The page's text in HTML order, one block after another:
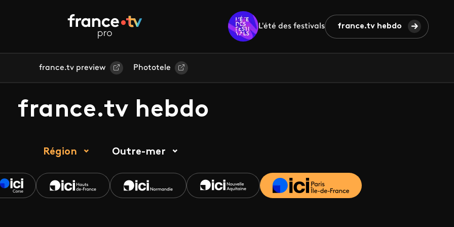
L'été des festivals france.tv hebdo
france.tv preview Phototele
france.tv hebdo
Région Outre-mer